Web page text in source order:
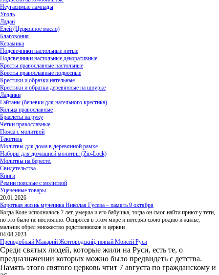
Неугасимые лампады
Уголь
Ладан
Елей (Церковное масло)
Благовония
Керамика
Подсвечники настольные литые
Подсвечники настольные декоративные
Кресты православные настольные
Кресты православные подвесные
Крестики и образки нательные
Крестики и образки деревянные на шнурке
Ладанки
Гайтаны (бечевки для нательного крестика)
Кольца православные
Браслеты на руку
Четки православные
Пояса с молитвой
Текстиль
Молитвы для дома в деревянной рамке
Наборы для домашней молитвы (Zip-Lock)
Молитвы на бересте.
Свидетельства
Книги
Ремни поясные с молитвой
Уцененные товары
20.01.2026
Короткая жизнь мученика Николая Гусева – память 9 октября
Когда Коле исполнилось 7 лет, умерла и его бабушка, тогда он смог найти приют у тети,
но это было не постоянно. Осиротев в этом мире и потеряв свою родню и жилье,
мальчик обрел множество родственников в церкви
04.08.2023
Преподобный Макарий Желтоводский, новый Моисей Руси
Среди святых людей, которые жили на Руси, есть те, о
предназначении которых можно было предвидеть с детства.
Память этого святого церковь чтит 7 августа по гражданскому и